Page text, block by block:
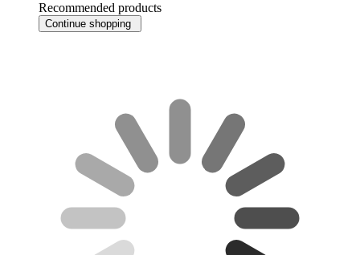
Recommended products
Continue shopping